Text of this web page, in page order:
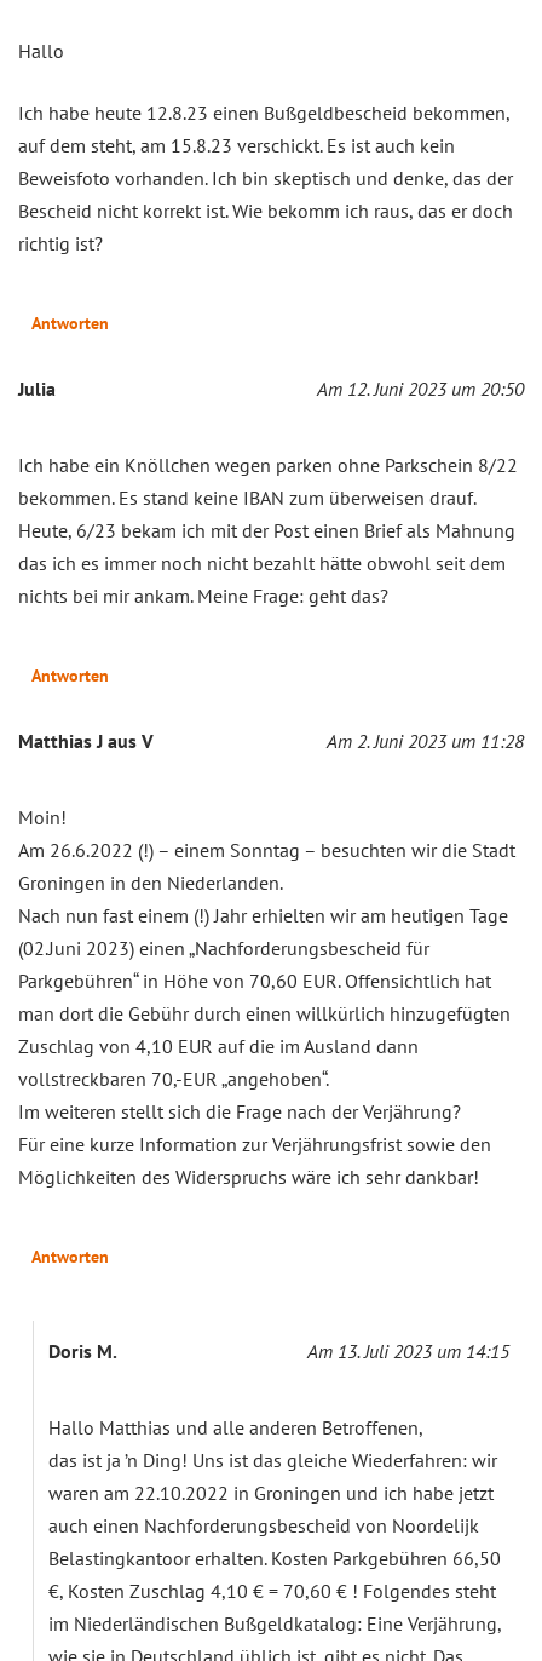
Hallo
Ich habe heute 12.8.23 einen Bußgeldbescheid bekommen,
auf dem steht, am 15.8.23 verschickt. Es ist auch kein
Beweisfoto vorhanden. Ich bin skeptisch und denke, das der
Bescheid nicht korrekt ist. Wie bekomm ich raus, das er doch
richtig ist?
Antworten
Julia Am 12. Juni 2023 um 20:50
Ich habe ein Knöllchen wegen parken ohne Parkschein 8/22
bekommen. Es stand keine IBAN zum überweisen drauf.
Heute, 6/23 bekam ich mit der Post einen Brief als Mahnung
das ich es immer noch nicht bezahlt hätte obwohl seit dem
nichts bei mir ankam. Meine Frage: geht das?
Antworten
Matthias J aus V Am 2. Juni 2023 um 11:28
Moin!
Am 26.6.2022 (!) – einem Sonntag – besuchten wir die Stadt
Groningen in den Niederlanden.
Nach nun fast einem (!) Jahr erhielten wir am heutigen Tage
(02.Juni 2023) einen „Nachforderungsbescheid für
Parkgebühren“ in Höhe von 70,60 EUR. Offensichtlich hat
man dort die Gebühr durch einen willkürlich hinzugefügten
Zuschlag von 4,10 EUR auf die im Ausland dann
vollstreckbaren 70,-EUR „angehoben“.
Im weiteren stellt sich die Frage nach der Verjährung?
Für eine kurze Information zur Verjährungsfrist sowie den
Möglichkeiten des Widerspruchs wäre ich sehr dankbar!
Antworten
Doris M. Am 13. Juli 2023 um 14:15
Hallo Matthias und alle anderen Betroffenen,
das ist ja ’n Ding! Uns ist das gleiche Wiederfahren: wir
waren am 22.10.2022 in Groningen und ich habe jetzt
auch einen Nachforderungsbescheid von Noordelijk
Belastingkantoor erhalten. Kosten Parkgebühren 66,50
€, Kosten Zuschlag 4,10 € = 70,60 € ! Folgendes steht
im Niederländischen Bußgeldkatalog: Eine Verjährung,
wie sie in Deutschland üblich ist, gibt es nicht. Das